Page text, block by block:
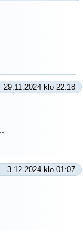
29.11.2024 klo 22:18
3.12.2024 klo 01:07